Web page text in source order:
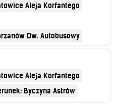
Aleja Korfantego
Dw. Autobusowy
Aleja Korfantego
Byczyna Astrów